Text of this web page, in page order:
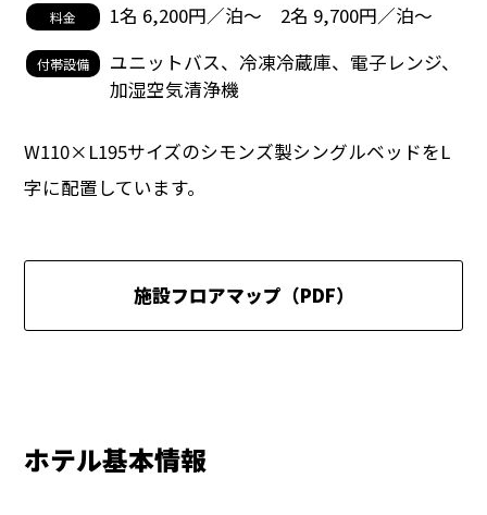
料金 1名 6,200円／泊〜 2名 9,700円／泊〜
付帯設備
ユニットバス、冷凍冷蔵庫、電子レンジ、
加湿空気清浄機
W110×L195サイズのシモンズ製シングルベッドをL
字に配置しています。
施設フロアマップ（PDF）
ホテル基本情報